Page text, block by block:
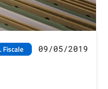
Fiscale
09/05/2019